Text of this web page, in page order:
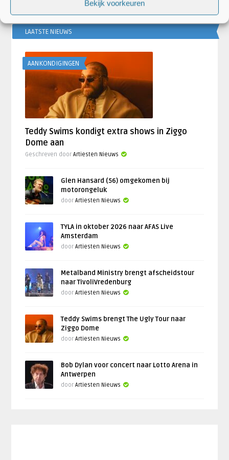
Bekijk voorkeuren
LAATSTE NIEUWS
AANKONDIGINGEN
Teddy Swims kondigt extra shows in Ziggo
Dome aan
Geschreven doorArtiesten Nieuws
Glen Hansard (56) omgekomen bij
motorongeluk
doorArtiesten Nieuws
TYLA in oktober 2026 naar AFAS Live
Amsterdam
doorArtiesten Nieuws
Metalband Ministry brengt afscheidstour
naar TivoliVredenburg
doorArtiesten Nieuws
Teddy Swims brengt The Ugly Tour naar
Ziggo Dome
doorArtiesten Nieuws
Bob Dylan voor concert naar Lotto Arena in
Antwerpen
doorArtiesten Nieuws